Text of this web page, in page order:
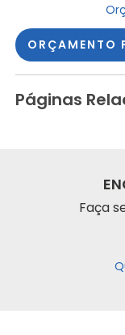
ORÇAMENTO
Páginas
Faça